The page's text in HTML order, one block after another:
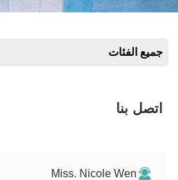
جميع الفئات
اتصل بنا
Miss. Nicole Wen